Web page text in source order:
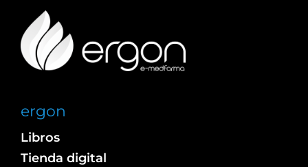
ergon
Libros
Tienda digital